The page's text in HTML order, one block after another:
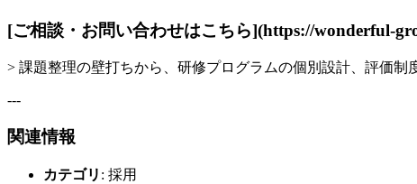
[ご相談・お問い合わせはこちら](https://wonderful-
> 課題整理の壁打ちから、研修プログラムの個別設計、評価
---
関連情報
カテゴリ : 採用